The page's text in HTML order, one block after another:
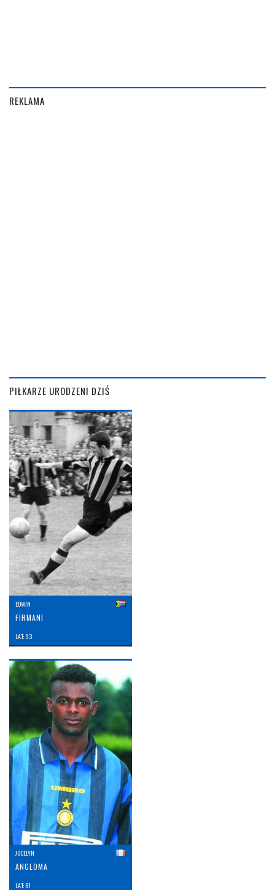
REKLAMA
PIŁKARZE URODZENI DZIŚ
EDWIN
FIRMANI
LAT: 93
JOCELYN
ANGLOMA
LAT: 61